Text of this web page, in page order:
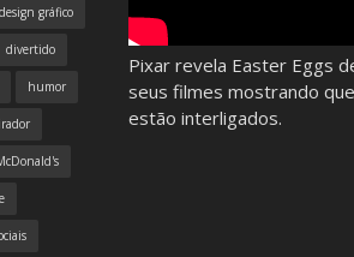
design gráfico
divertido
humor
Pixar revela Easter Eggs
seus filmes mostrando
estão interligados.